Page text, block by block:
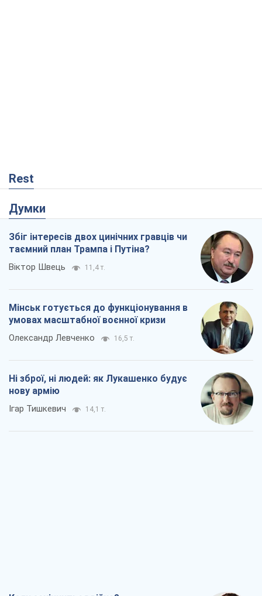
Rest
Думки
Збіг інтересів двох цинічних гравців чи
таємний план Трампа і Путіна?
Віктор Швець 11,4 т.
Мінськ готується до функціонування в
умовах масштабної воєнної кризи
Олександр Левченко 16,5 т.
Ні зброї, ні людей: як Лукашенко будує
нову армію
Ігар Тишкевич 14,1 т.